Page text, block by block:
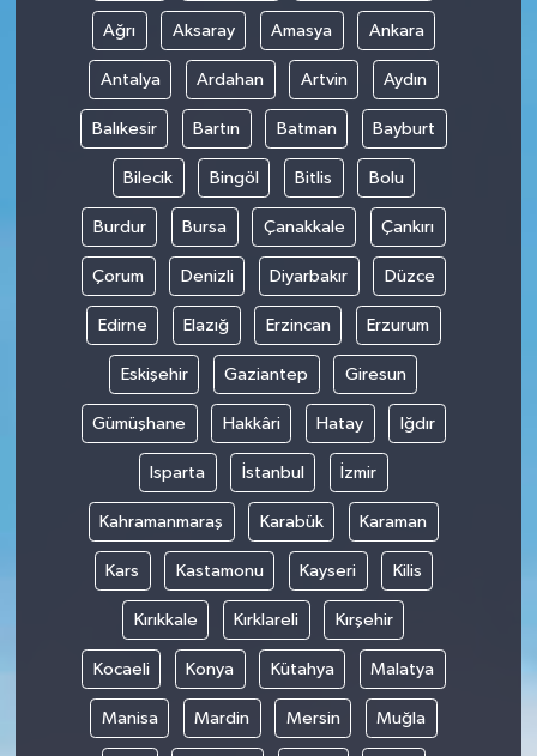
Ağrı Aksaray Amasya Ankara
Antalya Ardahan Artvin Aydın
Balıkesir Bartın Batman Bayburt
Bilecik Bingöl Bitlis Bolu
Burdur Bursa Çanakkale Çankırı
Çorum Denizli Diyarbakır Düzce
Edirne Elazığ Erzincan Erzurum
Eskişehir Gaziantep Giresun
Gümüşhane Hakkâri Hatay Iğdır
Isparta İstanbul İzmir
Kahramanmaraş Karabük Karaman
Kars Kastamonu Kayseri Kilis
Kırıkkale Kırklareli Kırşehir
Kocaeli Konya Kütahya Malatya
Manisa Mardin Mersin Muğla